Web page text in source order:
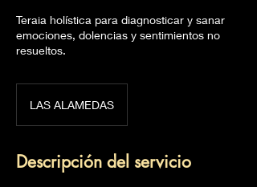
Teraia holística para diagnosticar y sanar
emociones, dolencias y sentimientos no
resueltos.
LAS ALAMEDAS
Descripción del servicio